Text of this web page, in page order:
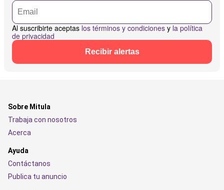
Al suscribirte aceptas los términos y condiciones y la política
de privacidad
Recibir alertas
Sobre Mitula
Trabaja con nosotros
Acerca
Ayuda
Contáctanos
Publica tu anuncio